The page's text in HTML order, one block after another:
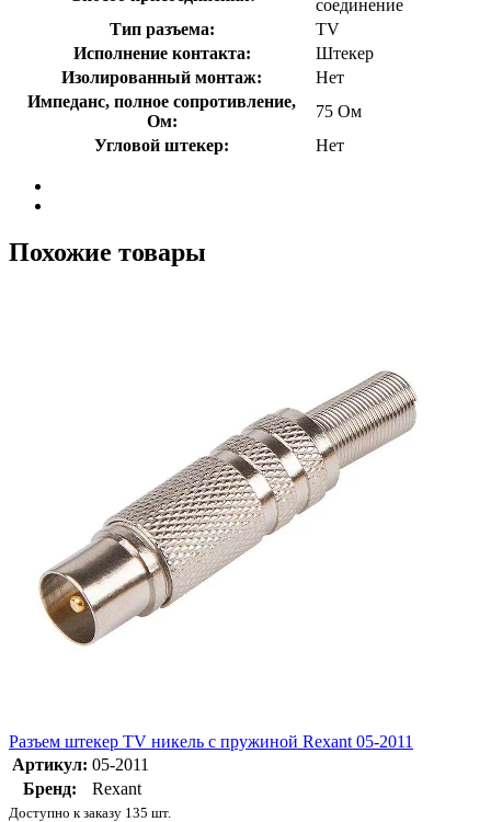
соединение
Тип разъема:
TV
Исполнение контакта:
Штекер
Изолированный монтаж:
Нет
Импеданс, полное сопротивление,
Ом:
75 Ом
Угловой штекер:
Нет
Похожие товары
Разъем штекер TV никель с пружиной Rexant 05-2011
Артикул: 05-2011
Бренд:
Rexant
Доступно к заказу 135 шт.